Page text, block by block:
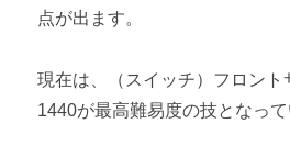
点が出ます。
現在は、（スイッチ）フロント
1440が最高難易度の技となって